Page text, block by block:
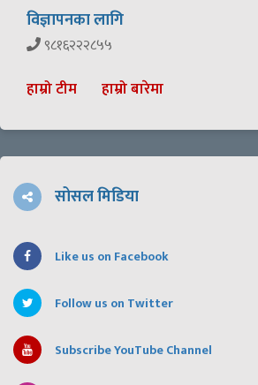
विज्ञापनका लागि
९८१६२२२८५५
हाम्रो टीम हाम्रो बारेमा
सोसल मिडिया
Like us on Facebook
Follow us on Twitter
Subscribe YouTube Channel